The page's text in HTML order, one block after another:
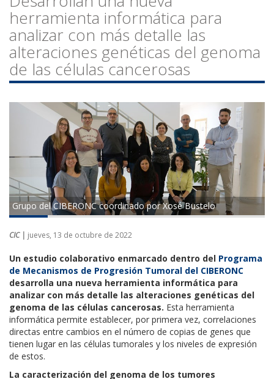
herramienta informática para
analizar con más detalle las
alteraciones genéticas del genoma
de las células cancerosas
Grupo del CIBERONC coordinado por Xosé Bustelo
CIC | jueves, 13 de octubre de 2022
Un estudio colaborativo enmarcado dentro del Programa
de Mecanismos de Progresión Tumoral del CIBERONC
desarrolla una nueva herramienta informática para
analizar con más detalle las alteraciones genéticas del
genoma de las células cancerosas. Esta herramienta
informática permite establecer, por primera vez, correlaciones
directas entre cambios en el número de copias de genes que
tienen lugar en las células tumorales y los niveles de expresión
de estos.
La caracterización del genoma de los tumores